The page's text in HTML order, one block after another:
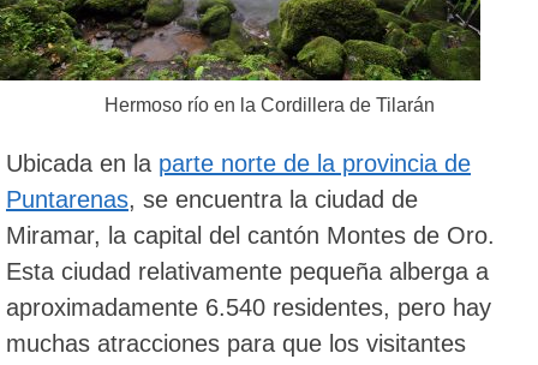
Hermoso río en la Cordillera de Tilarán
Ubicada en la parte norte de la provincia de
Puntarenas, se encuentra la ciudad de
Miramar, la capital del cantón Montes de Oro.
Esta ciudad relativamente pequeña alberga a
aproximadamente 6.540 residentes, pero hay
muchas atracciones para que los visitantes